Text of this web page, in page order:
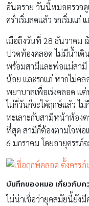
อันตราย วันนี้หมอตรวจ
คร่ำเริ่มลดแล้ว รกเริ่มแก่
เมื่อถึงวันที่ 28 ธันวาคม
ปวดท้องคลอด ไม่มีน้ำเ
พร้อมสามีและพ่อแม่สามี
น้อย และรกแก่ หากไม่คล
พยาบาลเพื่อเร่งคลอด แ
ไม่กี่วันก็จะได้ฤกษ์แล้ว ไ
ทะเลาะกับสามีหน้าห้องต
ที่สุด สามีก็ต้องตามใจพ่
6 มกราคม โดยอายุครร
บันทึกของหมอ เกี่ยวกับค
ไม่น่าเชื่อว่ายุคสมัยนี้ยังมี